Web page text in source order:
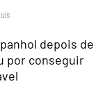
depois de
por conseguir